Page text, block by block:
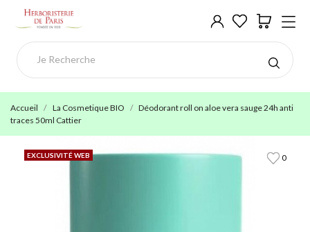
Accueil La Cosmetique BIO
Déodorant roll on aloe vera sauge 24h anti
traces 50ml Cattier
0
EXCLUSIVITÉ WEB